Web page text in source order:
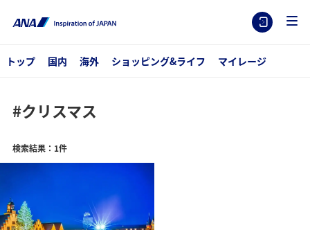
トップ 国内 海外 ショッピング&ライフ マイレージ
#クリスマス
検索結果：1件